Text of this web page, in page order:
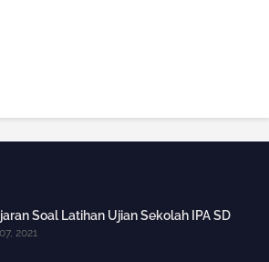
Soal Latihan Ujian Sekolah IPA SD
2021